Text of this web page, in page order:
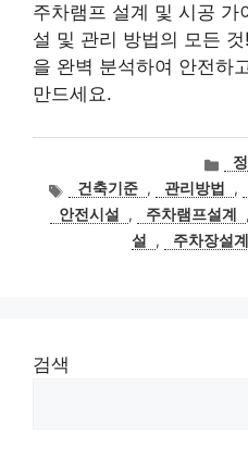
주차램프 설계 및 시공
설 및 관리 방법의 모든
을 완벽 분석하여 안전하
만드세요.
카
테
고
리
태
그
건축기준 , 관리방법 ,
안전시설
, 주차램프설계 ,
설
, 주차장설계
검색